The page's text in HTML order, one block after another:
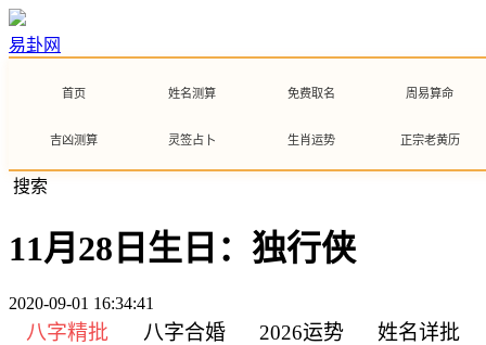
易卦网
首页 姓名测算 免费取名 周易算命
吉凶测算 灵签占卜 生肖运势 正宗老黄历
搜索
11月28日生日：独行侠
2020-09-01 16:34:41
八字精批 八字合婚 2026运势 姓名详批